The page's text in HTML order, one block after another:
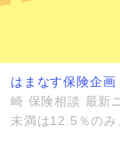
はまなす保険企画
崎 保険相談 最新
未満は12.5％の